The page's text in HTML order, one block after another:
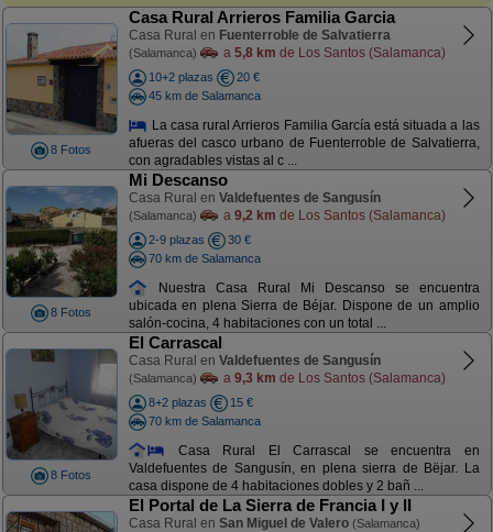
8 Fotos
Casa Rural Arrieros Familia Garcia
Casa Rural en Fuenterroble de Salvatierra
(Salamanca) a 5,8 km de Los Santos (Salamanca)
10+2 plazas
20 €
45 km de Salamanca
La casa rural Arrieros Familia García está situada a las
afueras del casco urbano de Fuenterroble de Salvatierra,
con agradables vistas al c ...
8 Fotos
Mi Descanso
Casa Rural en Valdefuentes de Sangusín
(Salamanca) a 9,2 km de Los Santos (Salamanca)
2-9 plazas
30 €
70 km de Salamanca
Nuestra Casa Rural Mi Descanso se encuentra
ubicada en plena Sierra de Béjar. Dispone de un amplio
salón-cocina, 4 habitaciones con un total ...
8 Fotos
El Carrascal
Casa Rural en Valdefuentes de Sangusín
(Salamanca) a 9,3 km de Los Santos (Salamanca)
8+2 plazas
15 €
70 km de Salamanca
Casa Rural El Carrascal se encuentra en
Valdefuentes de Sangusín, en plena sierra de Bëjar. La
casa dispone de 4 habitaciones dobles y 2 bañ ...
El Portal de La Sierra de Francia I y II
Casa Rural en San Miguel de Valero (Salamanca)